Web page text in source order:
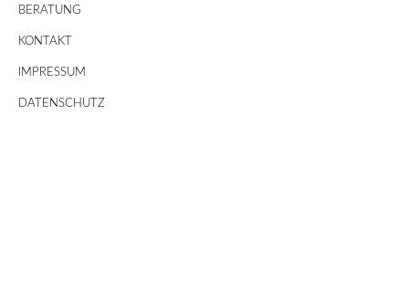
BERATUNG
KONTAKT
IMPRESSUM
DATENSCHUTZ